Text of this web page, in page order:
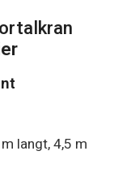
langt, 4,5 m